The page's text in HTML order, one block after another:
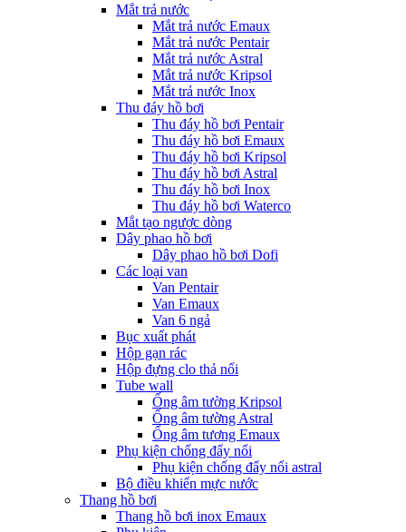
Mắt trả nước
Mắt trả nước Emaux
Mắt trả nước Pentair
Mắt trả nước Astral
Mắt trả nước Kripsol
Mắt trả nước Inox
Thu đáy hồ bơi
Thu đáy hồ bơi Pentair
Thu đáy hồ bơi Emaux
Thu đáy hồ bơi Kripsol
Thu đáy hồ bơi Astral
Thu đáy hồ bơi Inox
Thu đáy hồ bơi Waterco
Mắt tạo ngược dòng
Dây phao hồ bơi
Dây phao hồ bơi Dofi
Các loại van
Van Pentair
Van Emaux
Van 6 ngả
Bục xuất phát
Hộp gạn rác
Hộp đựng clo thả nổi
Tube wall
Ống âm tường Kripsol
Ống âm tường Astral
Ống âm tương Emaux
Phụ kiện chống đẩy nổi
Phụ kiện chống đẩy nổi astral
Bộ điều khiển mực nước
Thang hồ bơi
Thang hồ bơi inox Emaux